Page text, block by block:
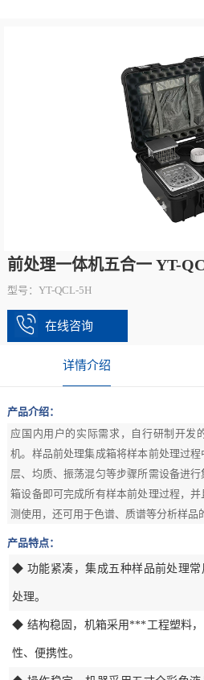
前处理一体机五合一 YT-
型号：YT-QCL-5H
在线咨询
详情介绍
产品介绍：
应国内用户的实际需求，自行研制开
机。样品前处理集成箱将样本前处理过
层、均质、振荡混匀等步骤所需设备进
箱设备即可完成所有样本前处理过程，
测使用，还可用于色谱、质谱等分析样品
产品特点：
◆ 功能紧凑，集成五种样品前处理常
处理。
◆ 结构稳固，机箱采用***工程塑料
性、便携性。